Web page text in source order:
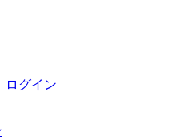
ログイン